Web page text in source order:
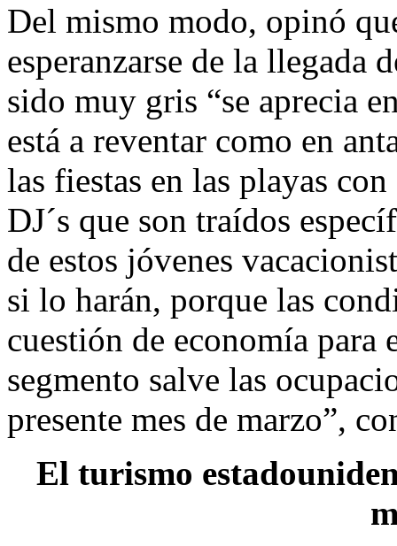
Del mismo modo, opinó
esperanzarse de la llegada
sido muy gris “se aprecia
está a reventar como en
las fiestas en las playas
DJ´s que son traídos
de estos jóvenes
si lo harán, porque las
cuestión de economía para
segmento salve las
presente mes de marzo”,
El turismo